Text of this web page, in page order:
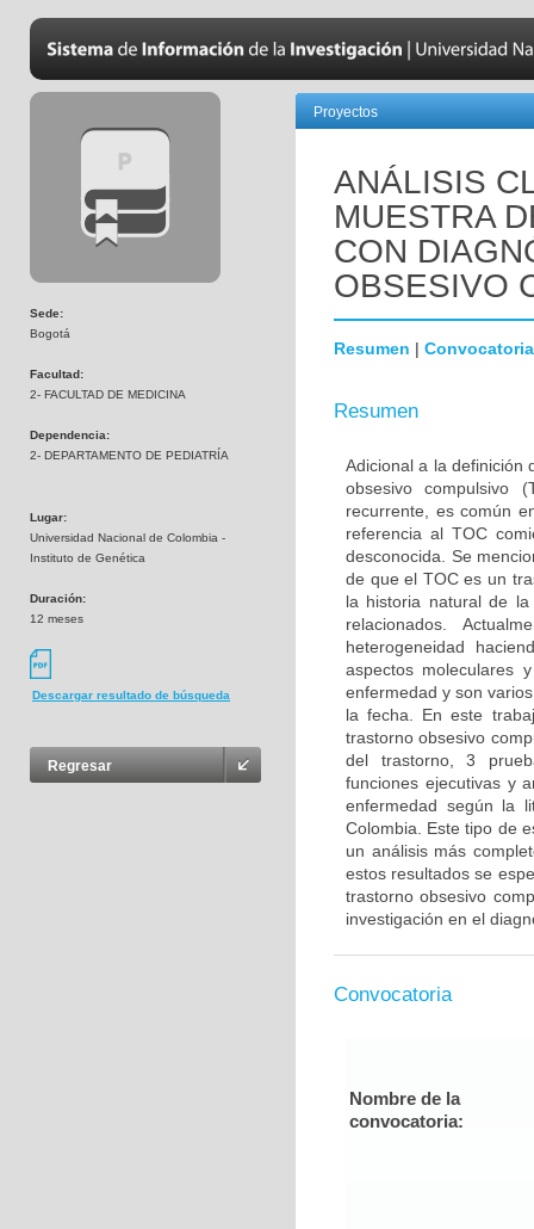
Sede:
Bogotá
Facultad:
2- FACULTAD DE MEDICINA
Dependencia:
2- DEPARTAMENTO DE PEDIATRÍA
Lugar:
Universidad Nacional de Colombia -
Instituto de Genética
Duración:
12 meses
Descargar resultado de búsqueda
Regresar
Proyectos
ANÁLISIS
MUESTRA
CON
OBSESIVO
Resumen | Convocatoria
Resumen
Adicional a la definición
obsesivo compulsivo
recurrente, es común
referencia al TOC
desconocida. Se
de que el TOC es un
la historia natural de
relacionados.
heterogeneidad
aspectos moleculares
enfermedad y son
la fecha. En este
trastorno obsesivo
del trastorno, 3
funciones ejecutivas y
enfermedad según la
Colombia. Este tipo de
un análisis más
estos resultados se
trastorno obsesivo
investigación en el
Convocatoria
Nombre de la
convocatoria: